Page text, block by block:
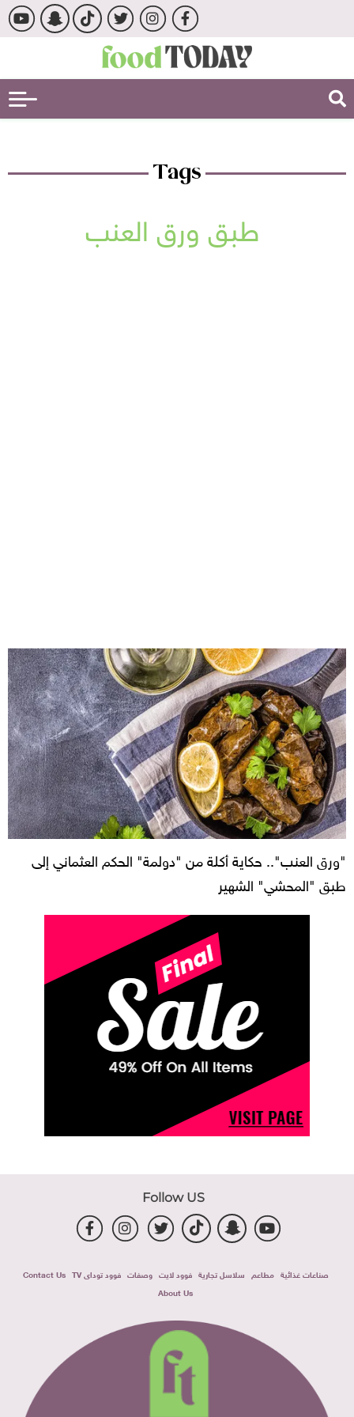
Tags
طبق ورق العنب
"ورق العنب".. حكاية أكلة من "دولمة" الحكم العثماني إلى
طبق "المحشي" الشهير
Follow US
صناعات غذائية مطاعم سلاسل تجارية فوود لايت وصفات فوود توداى TV
Contact Us
About Us